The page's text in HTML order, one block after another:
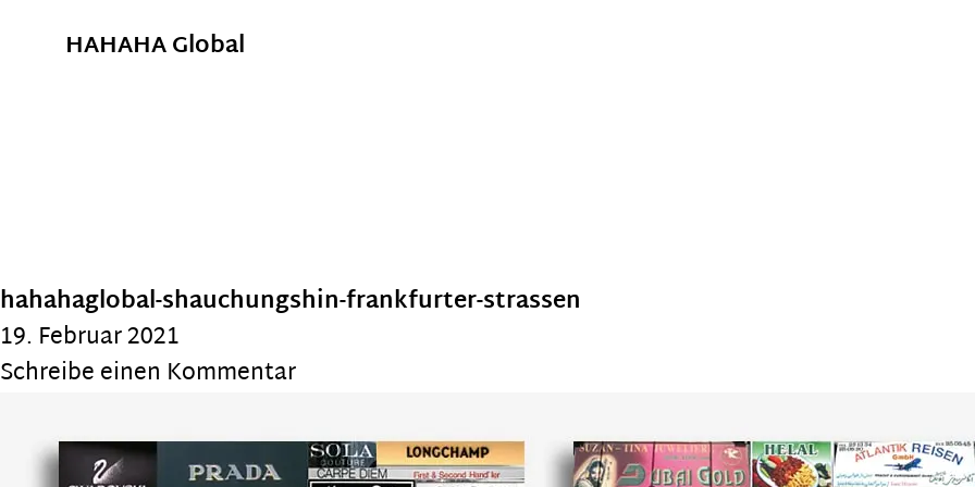
HAHAHA Global
hahahaglobal-shauchungshin-frankfurter-strassen
19. Februar 2021
Schreibe einen Kommentar